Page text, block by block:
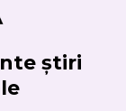
știri
dorinte